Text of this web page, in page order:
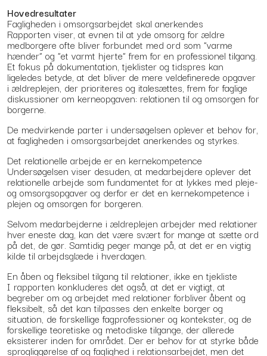
Hovedresultater
Fagligheden i omsorgsarbejdet skal anerkendes
Rapporten viser, at evnen til at yde omsorg for ældre
medborgere ofte bliver forbundet med ord som ”varme
hænder” og ”et varmt hjerte” frem for en professionel tilgang.
Et fokus på dokumentation, tjeklister og tidspres kan
ligeledes betyde, at det bliver de mere veldefinerede opgaver
i ældreplejen, der prioriteres og italesættes, frem for faglige
diskussioner om kerneopgaven: relationen til og omsorgen for
borgerne.
De medvirkende parter i undersøgelsen oplever et behov for,
at fagligheden i omsorgsarbejdet anerkendes og styrkes.
Det relationelle arbejde er en kernekompetence
Undersøgelsen viser desuden, at medarbejdere oplever det
relationelle arbejde som fundamentet for at lykkes med pleje-
og omsorgsopgaver og derfor er det en kernekompetence i
plejen og omsorgen for borgeren.
Selvom medarbejderne i ældreplejen arbejder med relationer
hver eneste dag, kan det være svært for mange at sætte ord
på det, de gør. Samtidig peger mange på, at det er en vigtig
kilde til arbejdsglæde i hverdagen.
En åben og fleksibel tilgang til relationer, ikke en tjekliste
I rapporten konkluderes det også, at det er vigtigt, at
begreber om og arbejdet med relationer forbliver åbent og
fleksibelt, så det kan tilpasses den enkelte borger og
situation, de forskellige fagprofessioner og kontekster, og de
forskellige teoretiske og metodiske tilgange, der allerede
eksisterer inden for området. Der er behov for at styrke både
sprogliggørelse af og faglighed i relationsarbejdet, men det